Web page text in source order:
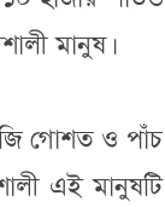
মানুষ।
গোশত ও পাঁচ
এই মানুষটি